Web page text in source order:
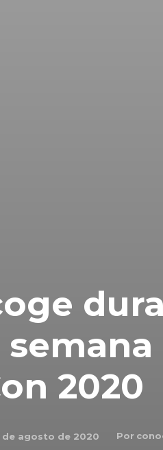
2020
de agosto de 2020 Por